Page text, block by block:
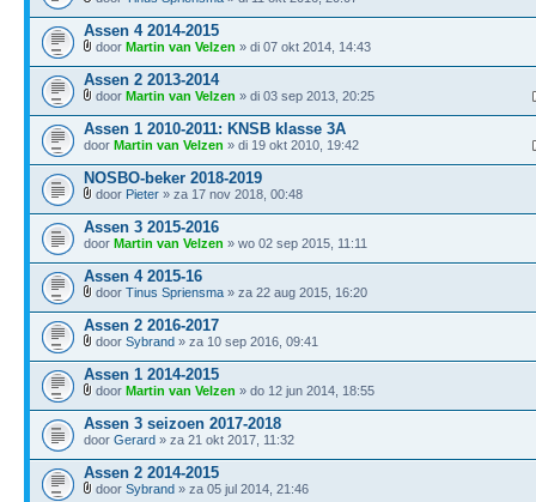
Assen 4 2014-2015
door Martin van Velzen » di 07 okt 2014, 14:43
Assen 2 2013-2014
door Martin van Velzen » di 03 sep 2013, 20:25
Assen 1 2010-2011: KNSB klasse 3A
door Martin van Velzen » di 19 okt 2010, 19:42
NOSBO-beker 2018-2019
door Pieter » za 17 nov 2018, 00:48
Assen 3 2015-2016
door Martin van Velzen » wo 02 sep 2015, 11:11
Assen 4 2015-16
door Tinus Spriensma » za 22 aug 2015, 16:20
Assen 2 2016-2017
door Sybrand » za 10 sep 2016, 09:41
Assen 1 2014-2015
door Martin van Velzen » do 12 jun 2014, 18:55
Assen 3 seizoen 2017-2018
door Gerard » za 21 okt 2017, 11:32
Assen 2 2014-2015
door Sybrand » za 05 jul 2014, 21:46